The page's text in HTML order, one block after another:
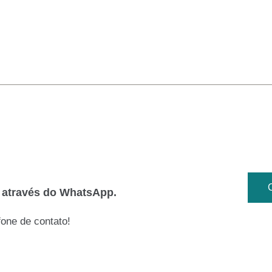
do WhatsApp.
de contato!